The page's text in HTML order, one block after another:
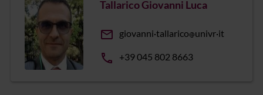
Tallarico Giovanni Luca
email giovanni tallarico univr it
phone +39 045 802 8663